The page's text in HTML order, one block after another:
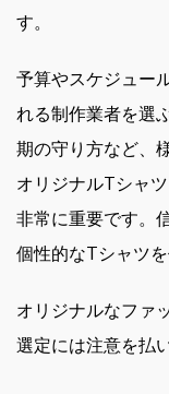
す。
予算やスケジュー
れる制作業者を選
期の守り方など、
オリジナルTシャ
非常に重要です。
個性的なTシャツ
オリジナルなファ
選定には注意を払